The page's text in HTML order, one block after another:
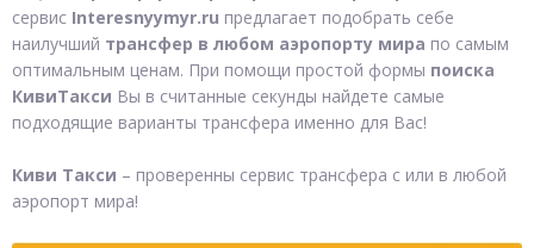
сервис Interesnyymyr.ru предлагает подобрать себе
наилучший трансфер в любом аэропорту мира по самым
оптимальным ценам. При помощи простой формы поиска
КивиТакси Вы в считанные секунды найдете самые
подходящие варианты трансфера именно для Вас!
Киви Такси – проверенны сервис трансфера с или в любой
аэропорт мира!